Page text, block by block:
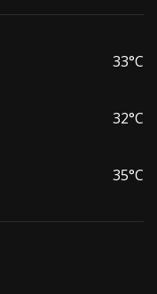
33°C
32°C
35°C